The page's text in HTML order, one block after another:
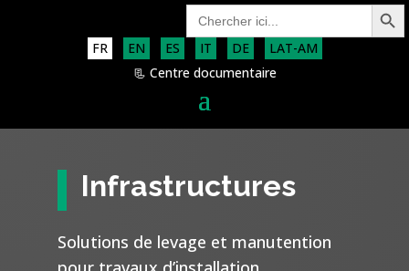
Search
for:
Search Button
FR EN ES IT DE
LAT-AM
📃 Centre documentaire
Infrastructures
Solutions de levage et manutention